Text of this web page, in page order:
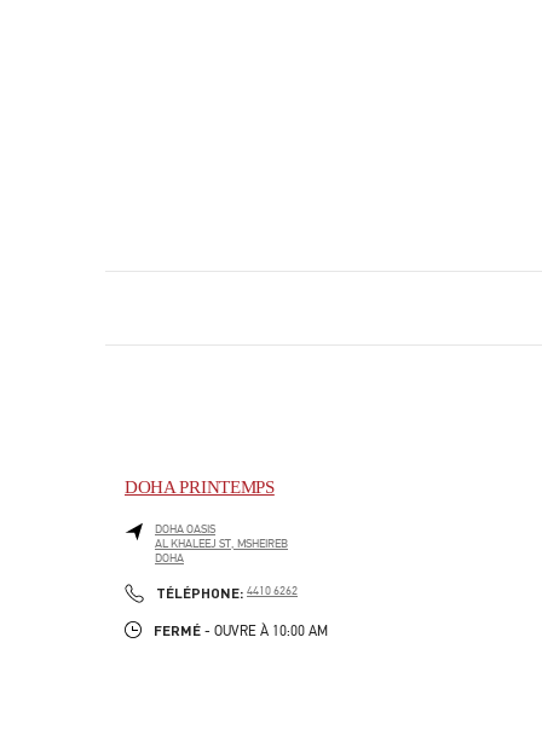
DOHA PRINTEMPS
DOHA OASIS
AL KHALEEJ ST, MSHEIREB
DOHA
TÉLÉPHONE: PHONE
4410 6262
FERMÉ - OUVRE À 10:00 AM